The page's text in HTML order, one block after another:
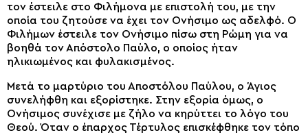
τον έστειλε στο Φιλήμονα με επιστολή του, με την
οποία του ζητούσε να έχει τον Ονήσιμο ως αδελφό. Ο
Φιλήμων έστειλε τον Ονήσιμο πίσω στη Ρώμη για να
βοηθά τον Απόστολο Παύλο, ο οποίος ήταν
ηλικιωμένος και φυλακισμένος.
Μετά το μαρτύριο του Αποστόλου Παύλου, ο Άγιος
συνελήφθη και εξορίστηκε. Στην εξορία όμως, ο
Ονήσιμος συνέχισε με ζήλο να κηρύττει το λόγο του
Θεού. Όταν ο έπαρχος Τέρτυλος επισκέφθηκε τον τόπο